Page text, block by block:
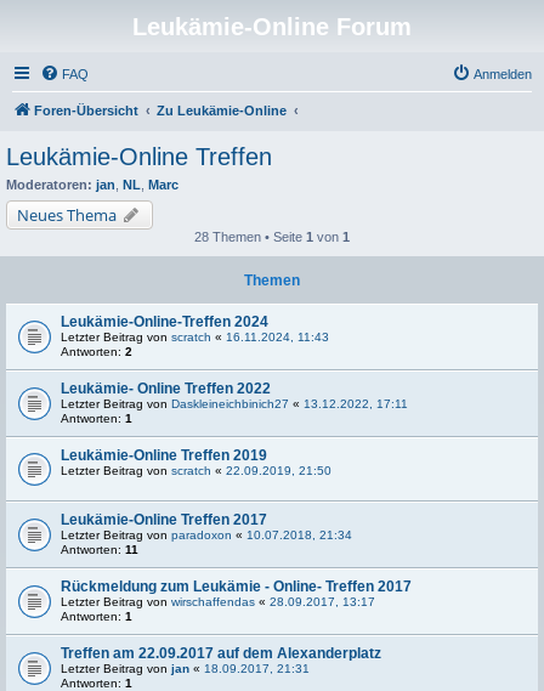
Leukämie-Online Forum
FAQ Anmelden
Foren-Übersicht Zu Leukämie-Online
Leukämie-Online Treffen
Moderatoren: jan NL Marc
Neues Thema
28 Themen • Seite 1 von 1
Themen
Leukämie-Online-Treffen 2024
Letzter Beitrag von scratch « 16.11.2024, 11:43
Antworten: 2
Leukämie- Online Treffen 2022
Letzter Beitrag von Daskleineichbinich27 « 13.12.2022, 17:11
Antworten: 1
Leukämie-Online Treffen 2019
Letzter Beitrag von scratch « 22.09.2019, 21:50
Leukämie-Online Treffen 2017
Letzter Beitrag von paradoxon « 10.07.2018, 21:34
Antworten: 11
Rückmeldung zum Leukämie - Online- Treffen 2017
Letzter Beitrag von wirschaffendas « 28.09.2017, 13:17
Antworten: 1
Treffen am 22.09.2017 auf dem Alexanderplatz
Letzter Beitrag von jan « 18.09.2017, 21:31
Antworten: 1